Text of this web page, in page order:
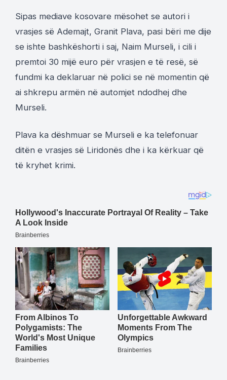
Sipas mediave kosovare mësohet se autori i
vrasjes së Ademajt, Granit Plava, pasi bëri me dije
se ishte bashkëshorti i saj, Naim Murseli, i cili i
premtoi 30 mijë euro për vrasjen e të resë, së
fundmi ka deklaruar në polici se në momentin që
ai shkrepu armën në automjet ndodhej dhe
Murseli.
Plava ka dëshmuar se Murseli e ka telefonuar
ditën e vrasjes së Liridonës dhe i ka kërkuar që
të kryhet krimi.